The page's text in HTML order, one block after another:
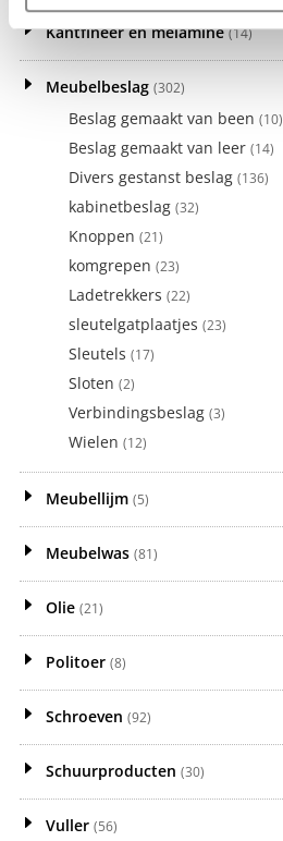
Kantfineer en melamine (14)
Meubelbeslag (302)
Beslag gemaakt van been (10)
Beslag gemaakt van leer (14)
Divers gestanst beslag (136)
kabinetbeslag (32)
Knoppen (21)
komgrepen (23)
Ladetrekkers (22)
sleutelgatplaatjes (23)
Sleutels (17)
Sloten (2)
Verbindingsbeslag (3)
Wielen (12)
Meubellijm (5)
Meubelwas (81)
Olie (21)
Politoer (8)
Schroeven (92)
Schuurproducten (30)
Vuller (56)